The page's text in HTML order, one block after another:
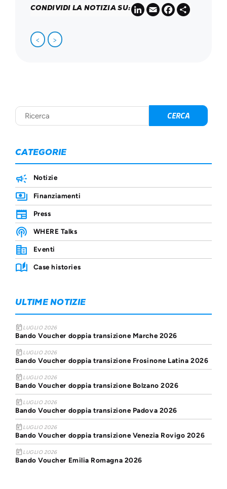
CONDIVIDI LA NOTIZIA SU: LinkedIn
EmailFacebook
< >
CATEGORIE
Notizie
Finanziamenti
Press
WHERE Talks
Eventi
Case histories
ULTIME NOTIZIE
todayLUGLIO 2026
Bando Voucher doppia transizione Marche 2026
todayLUGLIO 2026
Bando Voucher doppia transizione Frosinone Latina 2026
todayLUGLIO 2026
Bando Voucher doppia transizione Bolzano 2026
todayLUGLIO 2026
Bando Voucher doppia transizione Padova 2026
todayLUGLIO 2026
Bando Voucher doppia transizione Venezia Rovigo 2026
todayLUGLIO 2026
Bando Voucher Emilia Romagna 2026